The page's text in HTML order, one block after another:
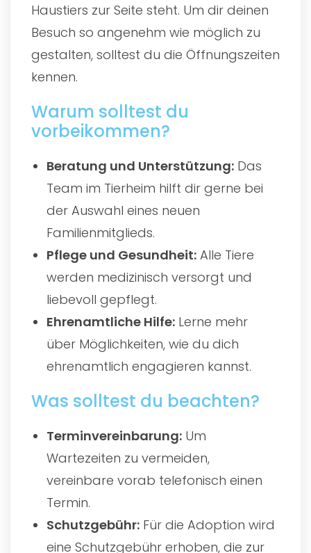
Haustiers zur Seite steht. Um dir deinen
Besuch so angenehm wie möglich zu
gestalten, solltest du die Öffnungszeiten
kennen.
Warum solltest du
vorbeikommen?
Beratung und Unterstützung: Das
Team im Tierheim hilft dir gerne bei
der Auswahl eines neuen
Familienmitglieds.
Pflege und Gesundheit: Alle Tiere
werden medizinisch versorgt und
liebevoll gepflegt.
Ehrenamtliche Hilfe: Lerne mehr
über Möglichkeiten, wie du dich
ehrenamtlich engagieren kannst.
Was solltest du beachten?
Terminvereinbarung: Um
Wartezeiten zu vermeiden,
vereinbare vorab telefonisch einen
Termin.
Schutzgebühr: Für die Adoption wird
eine Schutzgebühr erhoben, die zur